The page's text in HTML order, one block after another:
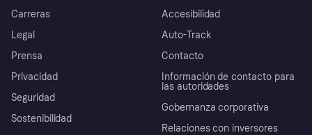
Carreras
Legal
Prensa
Privacidad
Seguridad
Sostenibilidad
Accesibilidad
Auto-Track
Contacto
Información de contacto para
las autoridades
Gobernanza corporativa
Relaciones con inversores